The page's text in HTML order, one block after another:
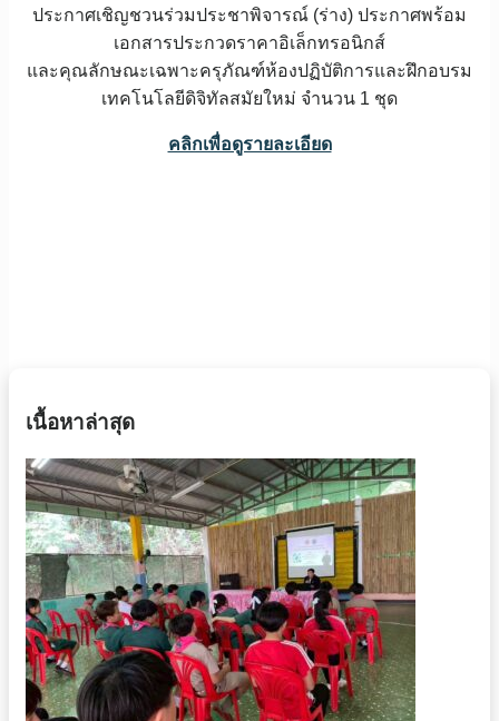
ประกาศเชิญชวนร่วมประชาพิจารณ์ (ร่าง) ประกาศพร้อม
เอกสารประกวดราคาอิเล็กทรอนิกส์
และคุณลักษณะเฉพาะครุภัณฑ์ห้องปฏิบัติการและฝึกอบรม
เทคโนโลยีดิจิทัลสมัยใหม่ จำนวน 1 ชุด
คลิกเพื่อดูรายละเอียด
เนื้อหาล่าสุด